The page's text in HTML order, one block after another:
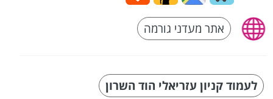
אתר מעדני גורמה
לעמוד קניון עזריאלי הוד השרון